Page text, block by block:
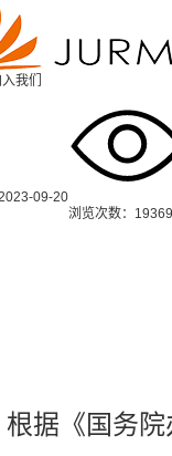
我们
09-20
浏览次数：
据《国务